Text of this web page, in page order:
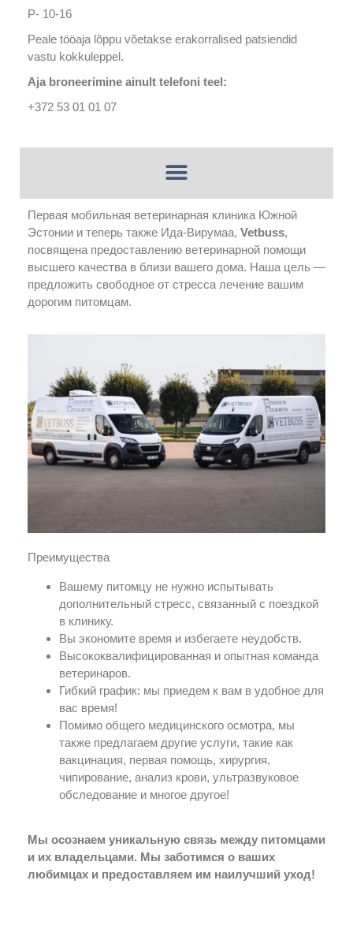
P- 10-16
Peale tööaja lõppu võetakse erakorralised patsiendid
vastu kokkuleppel.
Aja broneerimine ainult telefoni teel:
+372 53 01 01 07
Первая мобильная ветеринарная клиника Южной
Эстонии и теперь также Ида-Вирумаа, Vetbuss,
посвящена предоставлению ветеринарной помощи
высшего качества в близи вашего дома. Наша цель —
предложить свободное от стресса лечение вашим
дорогим питомцам.
Преимущества
Вашему питомцу не нужно испытывать
дополнительный стресс, связанный с поездкой
в клинику.
Вы экономите время и избегаете неудобств.
Высококвалифицированная и опытная команда
ветеринаров.
Гибкий график: мы приедем к вам в удобное для
вас время!
Помимо общего медицинского осмотра, мы
также предлагаем другие услуги, такие как
вакцинация, первая помощь, хирургия,
чипирование, анализ крови, ультразвуковое
обследование и многое другое!
Мы осознаем уникальную связь между питомцами
и их владельцами. Мы заботимся о ваших
любимцах и предоставляем им наилучший уход!